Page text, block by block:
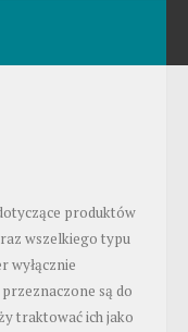
produktów
wszelkiego typu
wyłącznie
są do
traktować ich jako